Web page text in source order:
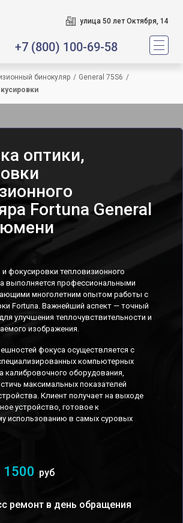
улица 50 лет Октября, 14
+7 (800) 100-69-58
бинокуляр / General 75S6 /
оптики,
Fortuna General
фокусировки тепловизионного
выполняется профессиональными
многолетним опытом работы с
Fortuna. Важнейший аспект — точный
улучшения теплочувствительности и
изображения.
фокуса осуществляется с
компьютерных
калибровочного оборудования,
максимальных показателей
Клиент получает на выходе
устройство, готовое к
использованию в самых суровых
1500 руб
ремонт в день обращения